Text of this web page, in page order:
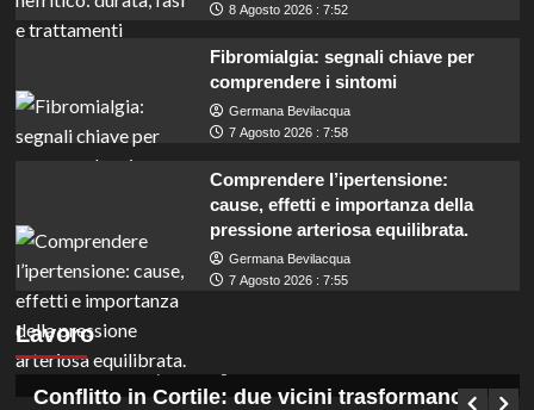
8 Agosto 2026 : 7:52
Fibromialgia: segnali chiave per
comprendere i sintomi
Germana Bevilacqua
7 Agosto 2026 : 7:58
Comprendere l’ipertensione:
cause, effetti e importanza della
pressione arteriosa equilibrata.
Germana Bevilacqua
7 Agosto 2026 : 7:55
Lavoro
Concorsi in Ogliastra: 12 posti per diplomati
e laureati con assunzioni a tempo
indeterminato.
Germana Bevilacqua
Conflitto in Cortile: due vicini trasformano